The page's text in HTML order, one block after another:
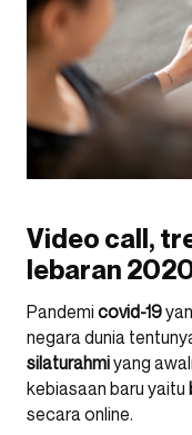
Video call,
lebaran
Pandemi covid-19
negara dunia
silaturahmiyang
kebiasaan baru yaitu
secara online.